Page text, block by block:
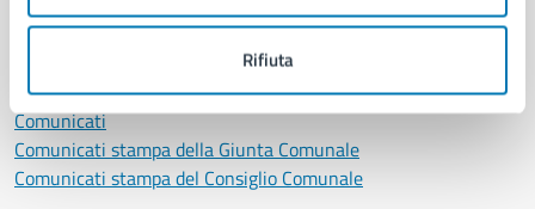
Rifiuta
NOVITÀ
Avvisi
Comunicati
Comunicati stampa della Giunta Comunale
Comunicati stampa del Consiglio Comunale